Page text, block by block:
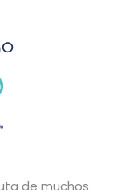
de muchos